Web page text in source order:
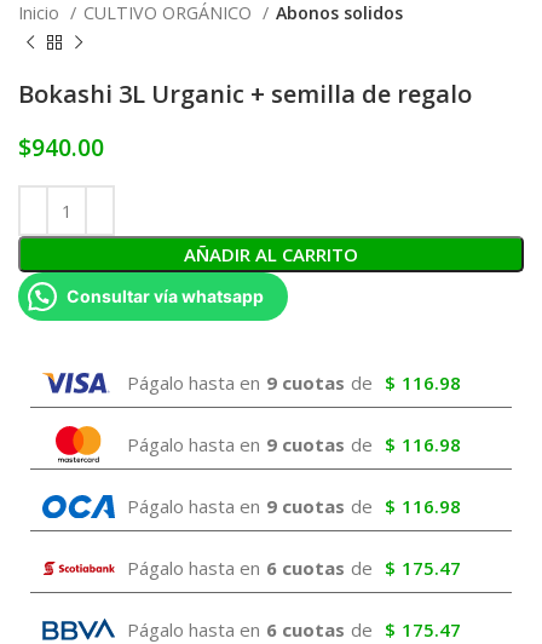
Inicio CULTIVO ORGÁNICO Abonos solidos
Bokashi 3L Urganic + semilla de regalo
$940.00
AÑADIR AL CARRITO
Consultar vía whatsapp
Págalo hasta en 9 cuotas de $ 116.98
Págalo hasta en 9 cuotas de $ 116.98
Págalo hasta en 9 cuotas de $ 116.98
Págalo hasta en 6 cuotas de $ 175.47
Págalo hasta en 6 cuotas de $ 175.47